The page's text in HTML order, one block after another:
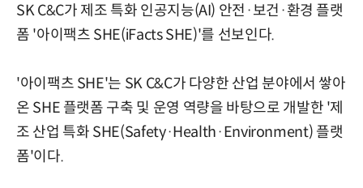
SK C&C가 제조 특화 인공지능(AI) 안전·보건·환경 플랫
폼 '아이팩츠 SHE(iFacts SHE)'를 선보인다.
'아이팩츠 SHE'는 SK C&C가 다양한 산업 분야에서 쌓아
온 SHE 플랫폼 구축 및 운영 역량을 바탕으로 개발한 '제
조 산업 특화 SHE(Safety·Health·Environment) 플랫
폼'이다.